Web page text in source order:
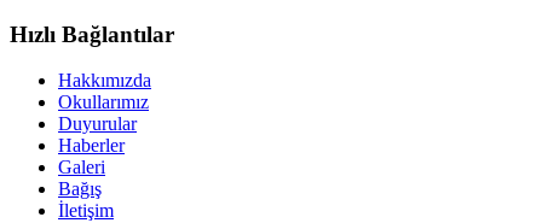
Hızlı Bağlantılar
Hakkımızda
Okullarımız
Duyurular
Haberler
Galeri
Bağış
İletişim